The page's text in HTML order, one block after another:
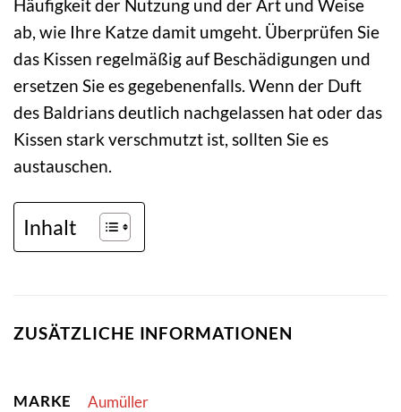
Häufigkeit der Nutzung und der Art und Weise
ab, wie Ihre Katze damit umgeht. Überprüfen Sie
das Kissen regelmäßig auf Beschädigungen und
ersetzen Sie es gegebenenfalls. Wenn der Duft
des Baldrians deutlich nachgelassen hat oder das
Kissen stark verschmutzt ist, sollten Sie es
austauschen.
Inhalt
ZUSÄTZLICHE INFORMATIONEN
MARKE Aumüller